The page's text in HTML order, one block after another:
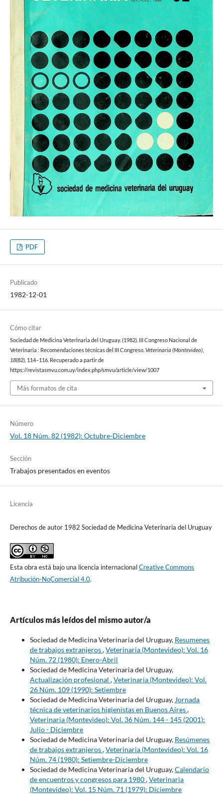
PDF
Publicado
1982-12-01
Cómo citar
Sociedad de Medicina Veterinaria del Uruguay. (1982). III Congreso Nacional de
Veterinaria : Recomendaciones técnicas del III Congreso. Veterinaria (Montevideo),
18(82), 114–116. Recuperado a partir de
https://revistasmvu.com.uy/index.php/smvu/article/view/1007
Más formatos de cita
Número
Vol. 18 Núm. 82 (1982): Octubre-Diciembre
Sección
Trabajos presentados en eventos
Licencia
Derechos de autor 1982 Sociedad de Medicina Veterinaria del Uruguay
Esta obra está bajo una licencia internacionalCreative Commons
Atribución-NoComercial 4.0.
Artículos más leídos del mismo autor/a
Sociedad de Medicina Veterinaria del Uruguay, Resumenes
de trabajos extranjeros,Veterinaria (Montevideo): Vol. 16
Núm. 72 (1980): Enero-Abril
Sociedad de Medicina Veterinaria del Uruguay,
Actualización profesional ,Veterinaria (Montevideo): Vol.
26 Núm. 109 (1990): Setiembre
Sociedad de Medicina Veterinaria del Uruguay, Jornada
técnica de veterinarios higienistas en Buenos Aires,
Veterinaria (Montevideo): Vol. 36 Núm. 144 - 145 (2001):
Julio - Diciembre
Sociedad de Medicina Veterinaria del Uruguay, Resúmenes
de trabajos extranjeros,Veterinaria (Montevideo): Vol. 16
Núm. 74 (1980): Setiembre-Diciembre
Sociedad de Medicina Veterinaria del Uruguay,Calendario
de encuentros y congresos para 1980,Veterinaria
(Montevideo): Vol. 15 Núm. 71 (1979): Diciembre